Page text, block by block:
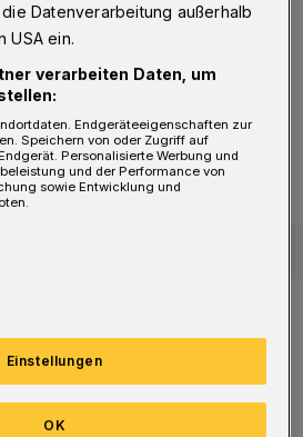
und A46 fließt der Verkehr
erhebliche Verkehrsprobleme
für erhebliche
haben unter
die Hauptverkehrsstrecken
wichtige
die Datenverarbeitung außerhalb
USA ein.
verarbeiten Daten, um
Endgeräteeigenschaften zur
Speichern von oder Zugriff auf
Personalisierte Werbung und
und der Performance von
sowie Entwicklung und
Einstellungen
OK